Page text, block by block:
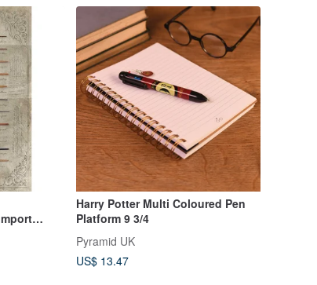
Harry Potter Multi Coloured Pen
Platform 9 3/4
Pyramid UK
US$ 13.47